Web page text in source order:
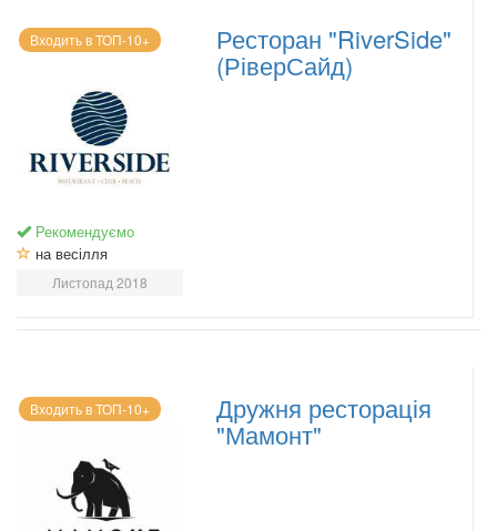
Входить в ТОП-10+
Рекомендуємо
на весілля
Листопад 2018
Ресторан "RiverSide"
(РіверСайд)
Входить в ТОП-10+ Дружня ресторація
"Мамонт"